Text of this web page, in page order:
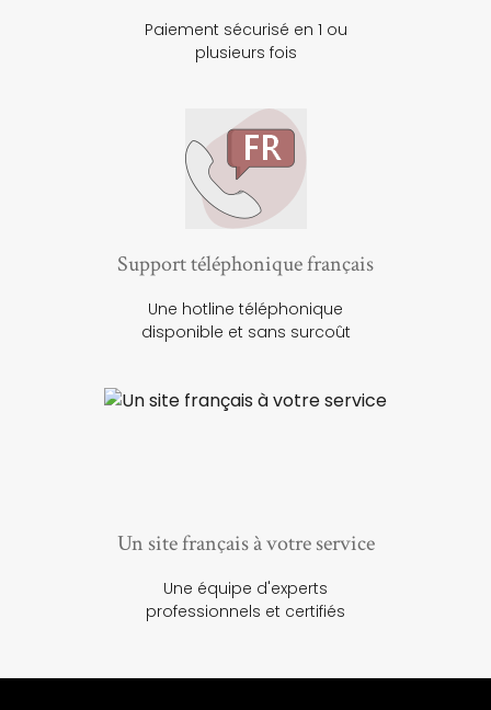
Paiement sécurisé en 1 ou
plusieurs fois
Support téléphonique français
Une hotline téléphonique
disponible et sans surcoût
Un site français à votre service
Une équipe d'experts
professionnels et certifiés